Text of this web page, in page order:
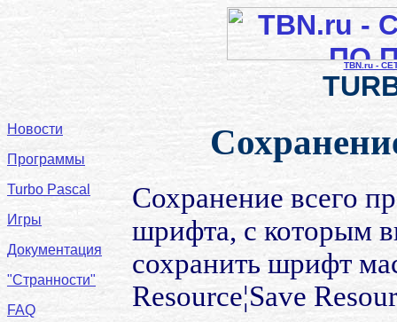
TBN.ru -
Новости
Программы
Turbo Pascal
Игры
Документация
"Странности"
FAQ
Сохранение всего
шрифта, с которым
сохранить шрифт
Resource¦Save